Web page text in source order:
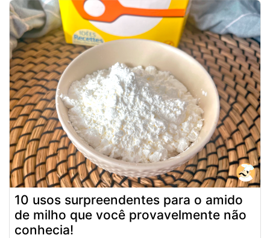
10 usos surpreendentes para o amido
de milho que você provavelmente não
conhecia!